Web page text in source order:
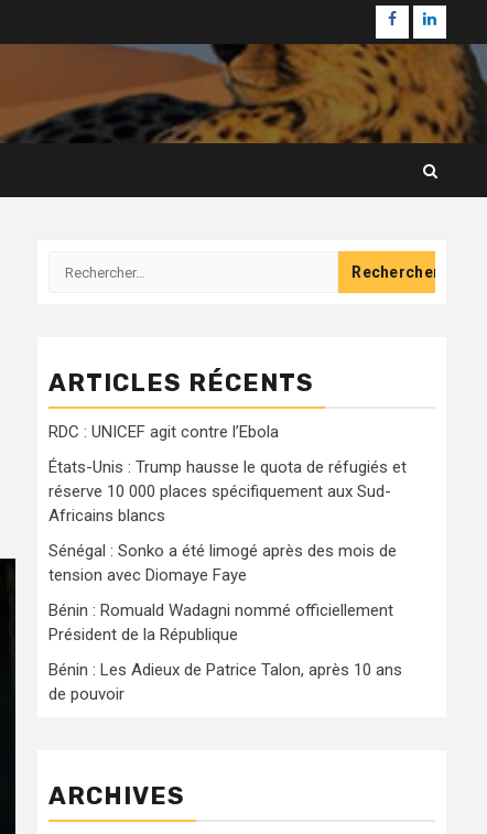
Facebook
Rechercher :
ARTICLES RÉCENTS
RDC : UNICEF agit contre l’Ebola
États-Unis : Trump hausse le quota de réfugiés et
réserve 10 000 places spécifiquement aux Sud-
Africains blancs
Sénégal : Sonko a été limogé après des mois de
tension avec Diomaye Faye
Bénin : Romuald Wadagni nommé officiellement
Président de la République
Bénin : Les Adieux de Patrice Talon, après 10 ans
de pouvoir
ARCHIVES